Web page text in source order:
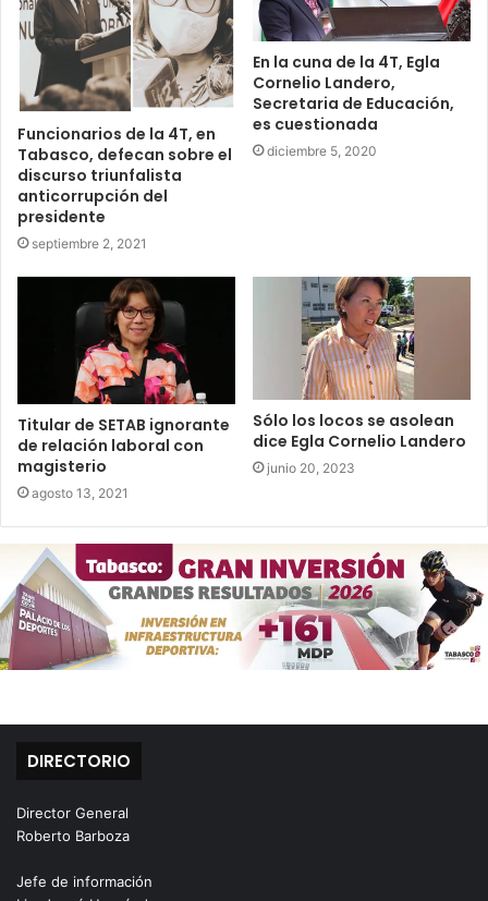
Funcionarios de la 4T, en
Tabasco, defecan sobre el
discurso triunfalista
anticorrupción del
presidente
septiembre 2, 2021
En la cuna de la 4T, Egla
Cornelio Landero,
Secretaria de Educación,
es cuestionada
diciembre 5, 2020
Titular de SETAB ignorante
de relación laboral con
magisterio
agosto 13, 2021
Sólo los locos se asolean
dice Egla Cornelio Landero
junio 20, 2023
DIRECTORIO
Director General
Roberto Barboza
Jefe de información